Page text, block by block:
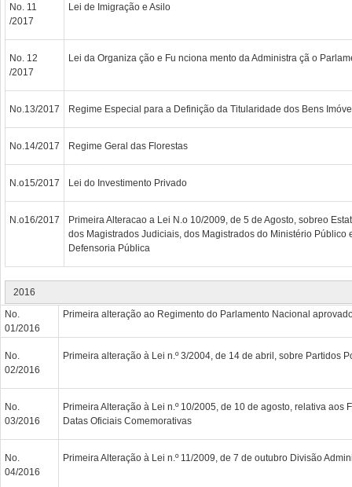
No. 11
/2017
Lei de Imigração e Asilo
No. 12
/2017
Lei da Organiza ção e Fu nciona mento da Administra çã o
No.13/2017 Regime Especial para a Definição da Titularidade dos Bens
No.14/2017 Regime Geral das Florestas
N.o15/2017 Lei do Investimento Privado
N.o16/2017
Primeira Alteracao a Lei N.o 10/2009, de 5 de Agosto, sobreo
dos Magistrados Judiciais, dos Magistrados do Ministério Público
Defensoria Pública
2016
No.
01/2016
Primeira alteração ao Regimento do Parlamento Nacional
No.
02/2016
Primeira alteração à Lei n.º 3/2004, de 14 de abril, sobre Partidos
No.
03/2016
Primeira Alteração à Lei n.º 10/2005, de 10 de agosto, relativa aos
Datas Oficiais Comemorativas
No.
04/2016
Primeira Alteração à Lei n.º 11/2009, de 7 de outubro Divisão